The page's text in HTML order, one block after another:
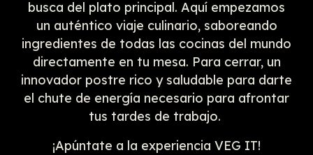
busca del plato principal. Aquí empezamos
un auténtico viaje culinario, saboreando
ingredientes de todas las cocinas del mundo
directamente en tu mesa. Para cerrar, un
innovador postre rico y saludable para darte
el chute de energía necesario para afrontar
tus tardes de trabajo.
¡Apúntate a la experiencia VEG IT!